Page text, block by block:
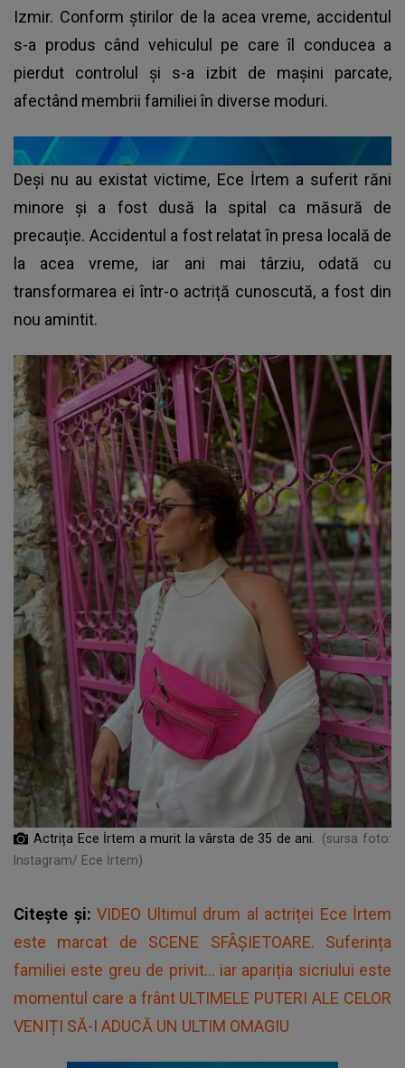
Izmir. Conform știrilor de la acea vreme, accidentul
s-a produs când vehiculul pe care îl conducea a
pierdut controlul și s-a izbit de mașini parcate,
afectând membrii familiei în diverse moduri.
Deși nu au existat victime, Ece İrtem a suferit răni
minore și a fost dusă la spital ca măsură de
precauție. Accidentul a fost relatat în presa locală de
la acea vreme, iar ani mai târziu, odată cu
transformarea ei într-o actriță cunoscută, a fost din
nou amintit.
Actrița Ece İrtem a murit la vârsta de 35 de ani.
(sursa foto:
Instagram/ Ece İrtem)
Citește și: VIDEO Ultimul drum al actriței Ece İrtem
este marcat de SCENE SFÂȘIETOARE. Suferința
familiei este greu de privit... iar apariția sicriului este
momentul care a frânt ULTIMELE PUTERI ALE CELOR
VENIȚI SĂ-I ADUCĂ UN ULTIM OMAGIU